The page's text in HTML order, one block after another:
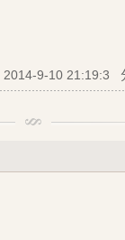
2014-9-10 21:19:3